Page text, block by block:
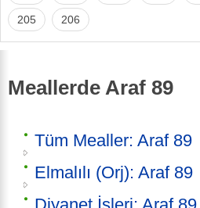
205 206
Meallerde Araf 89
Tüm Mealler: Araf 89
Elmalılı (Orj): Araf 89